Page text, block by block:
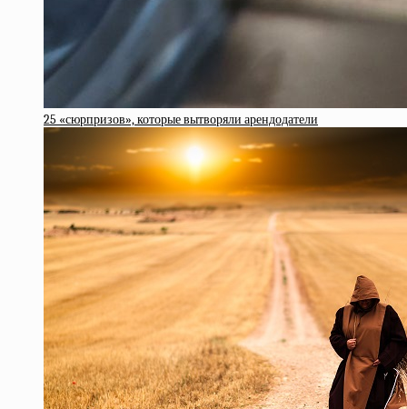
25 «сюрпризов», которые вытворяли арендодатели